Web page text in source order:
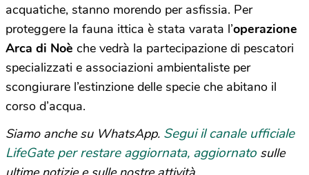
acquatiche, stanno morendo per asfissia. Per
proteggere la fauna ittica è stata varata l’operazione
Arca di Noè che vedrà la partecipazione di pescatori
specializzati e associazioni ambientaliste per
scongiurare l’estinzione delle specie che abitano il
corso d’acqua.
Siamo anche su WhatsApp. Segui il canale ufficiale
LifeGate per restare aggiornata, aggiornato sulle